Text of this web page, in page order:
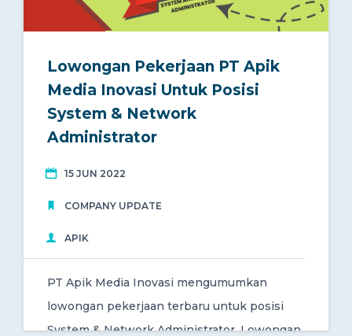
Lowongan Pekerjaan PT Apik
Media Inovasi Untuk Posisi
System & Network
Administrator
15 JUN 2022
COMPANY UPDATE
APIK
PT Apik Media Inovasi mengumumkan
lowongan pekerjaan terbaru untuk posisi
System & Network Administrator. Lowongan